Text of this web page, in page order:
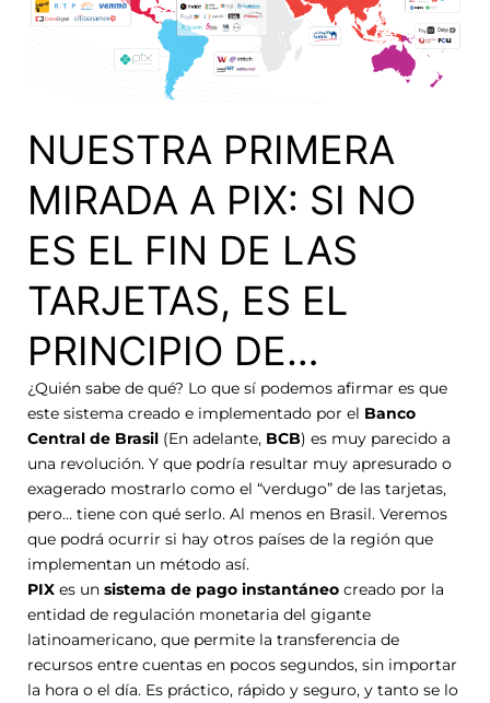
NUESTRA PRIMERA
MIRADA A PIX: SI NO
ES EL FIN DE LAS
TARJETAS, ES EL
PRINCIPIO DE…
¿Quién sabe de qué? Lo que sí podemos afirmar es que
este sistema creado e implementado por el Banco
Central de Brasil (En adelante, BCB) es muy parecido a
una revolución. Y que podría resultar muy apresurado o
exagerado mostrarlo como el “verdugo” de las tarjetas,
pero… tiene con qué serlo. Al menos en Brasil. Veremos
que podrá ocurrir si hay otros países de la región que
implementan un método así.
PIX es un sistema de pago instantáneo creado por la
entidad de regulación monetaria del gigante
latinoamericano, que permite la transferencia de
recursos entre cuentas en pocos segundos, sin importar
la hora o el día. Es práctico, rápido y seguro, y tanto se lo